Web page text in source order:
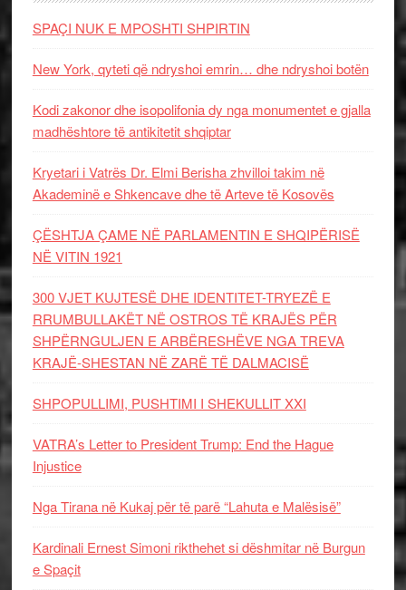
SPAÇI NUK E MPOSHTI SHPIRTIN
New York, qyteti që ndryshoi emrin… dhe ndryshoi botën
Kodi zakonor dhe isopolifonia dy nga monumentet e gjalla
madhështore të antikitetit shqiptar
Kryetari i Vatrës Dr. Elmi Berisha zhvilloi takim në
Akademinë e Shkencave dhe të Arteve të Kosovës
ÇËSHTJA ÇAME NË PARLAMENTIN E SHQIPËRISË
NË VITIN 1921
300 VJET KUJTESË DHE IDENTITET-TRYEZË E
RRUMBULLAKËT NË OSTROS TË KRAJËS PËR
SHPËRNGULJEN E ARBËRESHËVE NGA TREVA
KRAJË-SHESTAN NË ZARË TË DALMACISË
SHPOPULLIMI, PUSHTIMI I SHEKULLIT XXI
VATRA’s Letter to President Trump: End the Hague
Injustice
Nga Tirana në Kukaj për të parë “Lahuta e Malësisë”
Kardinali Ernest Simoni rikthehet si dëshmitar në Burgun
e Spaçit